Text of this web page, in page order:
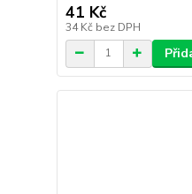
41 Kč
34 Kč bez DPH